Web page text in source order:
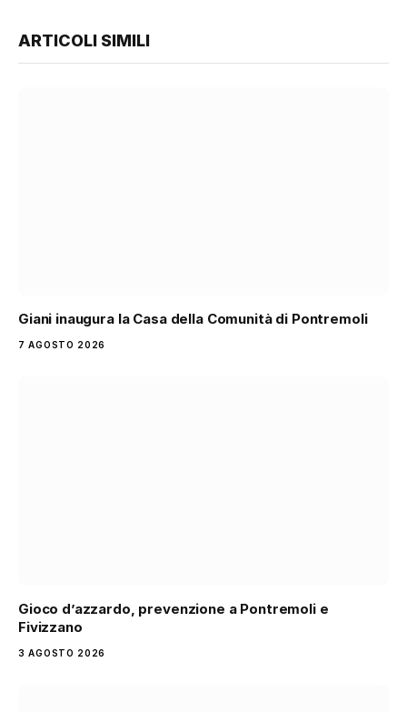
ARTICOLI SIMILI
Giani inaugura la Casa della Comunità di Pontremoli
7 AGOSTO 2026
Gioco d’azzardo, prevenzione a Pontremoli e
Fivizzano
3 AGOSTO 2026